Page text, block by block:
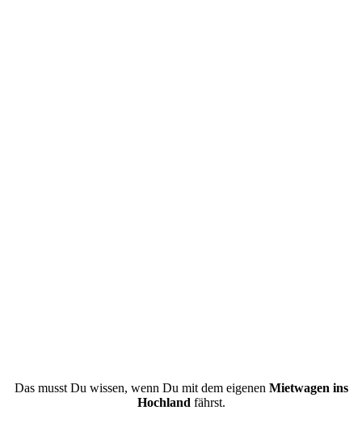
Das musst Du wissen, wenn Du mit dem eigenen Mietwagen ins
Hochlandfährst.